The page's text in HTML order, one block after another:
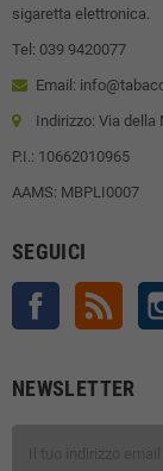
sigaretta elettronica.
Tel: 039 9420077
Email:
Indirizzo: Via
P.I.: 10662010965
AAMS: MBPLI0007
SEGUICI
Facebook Rss
NEWSLETTER